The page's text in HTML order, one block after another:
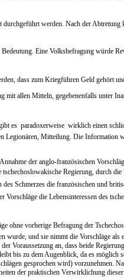
durchgeführt werden. Nach der
Eine Volksbefragung würde
dass zum Kriegführen Geld gehört
allen Mitteln, gegebenenfalls unter
es  paradoxerweise  wirklich einen
Legionären, Mitteilung. Die Information
der anglo-französischen
Regierung, durch die
Schmerzes die französischen und
die Lebensinteressen des
ohne vorherige Befragung der
wurde, und sie nimmt die Vorschläge als
Voraussetzung an, dass beide
bis zu dem Augenblick, da es möglich
gesprochen wird) vorzunehmen.
der praktischen Verwirklichung